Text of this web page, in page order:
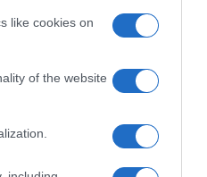
like cookies on
of the website
à
le